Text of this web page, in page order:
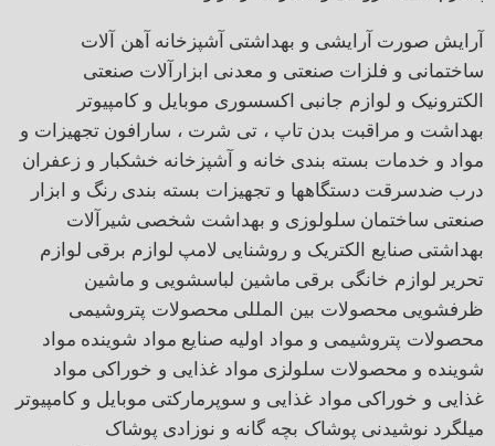
آرایش صورت آرایشی و بهداشتی آشپزخانه آهن آلات
ساختمانی و فلزات صنعتی و معدنی ابزارآلات صنعتی
الکترونیک و لوازم جانبی اکسسوری موبایل و کامپیوتر
بهداشت و مراقبت بدن تاپ ، تی شرت ، سارافون تجهیزات و
مواد و خدمات بسته بندی خانه و آشپزخانه خشکبار و زعفران
درب ضدسرقت دستگاهها و تجهیزات بسته بندی رنگ و ابزار
صنعتی ساختمان سلولوزی و بهداشت شخصی شیرآلات
بهداشتی صنایع الکتریک و روشنایی لامپ لوازم برقی لوازم
تحریر لوازم خانگی برقی ماشین لباسشویی و ماشین
ظرفشویی محصولات بین المللی محصولات پتروشیمی
محصولات پتروشیمی و مواد اولیه صنایع مواد شوینده مواد
شوینده و محصولات سلولزی مواد غذایی و خوراکی مواد
غذایی و خوراکی مواد غذایی و سوپرمارکتی موبایل و کامپیوتر
میلگرد نوشیدنی پوشاک بچه گانه و نوزادی پوشاک